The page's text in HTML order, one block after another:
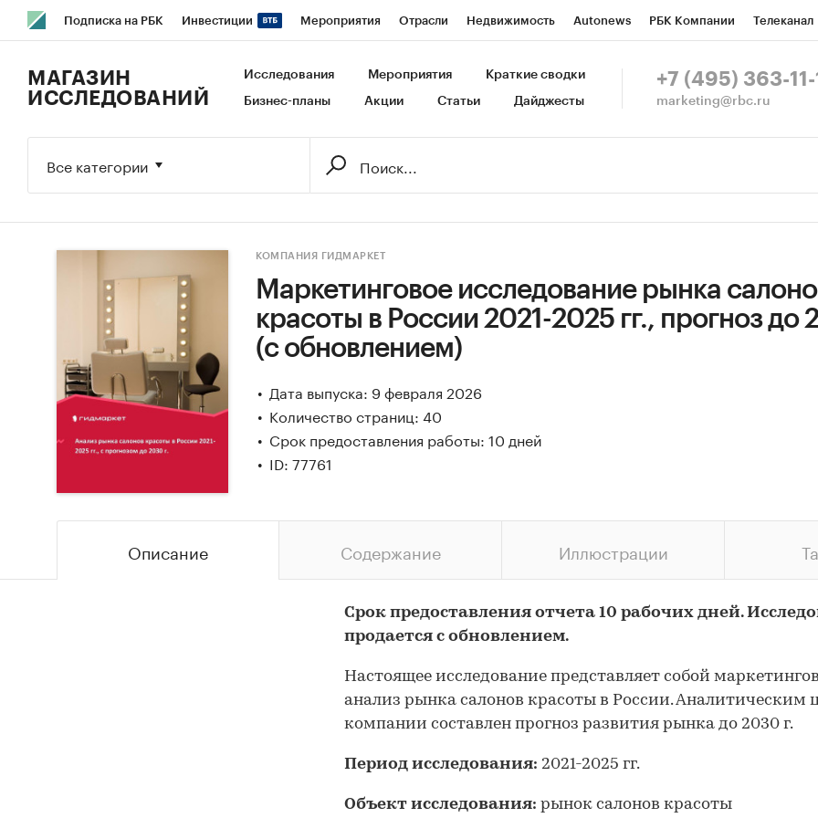
Подписка на РБК Инвестиции Мероприятия Отрасли Недвижимость Autonews РБК Компании Телеканал
Исследования Кредитные рейтинги Франшизы Газета Спецпроекты СПб Конференции СПб Спецпроекты
МАГАЗИН
ИССЛЕДОВАНИЙ
Исследования Мероприятия Краткие сводки
Бизнес-планы Акции Статьи Дайджесты
+7 (495) 363-11-
marketing@rbc.ru
Все категории
КОМПАНИЯ ГИДМАРКЕТ
Маркетинговое исследование рынка
красоты в России 2021-2025 гг., прогноз до
(с обновлением)
Дата выпуска: 9 февраля 2026
Количество страниц: 40
Срок предоставления работы: 10 дней
ID: 77761
Описание Содержание Иллюстрации
Срок предоставления отчета 10 рабочих дней.
продается с обновлением.
Настоящее исследование представляет собой
анализ рынка салонов красоты в России. Аналитическим
компании составлен прогноз развития рынка до 2030 г.
Период исследования: 2021-2025 гг.
Объект исследования: рынок салонов красоты